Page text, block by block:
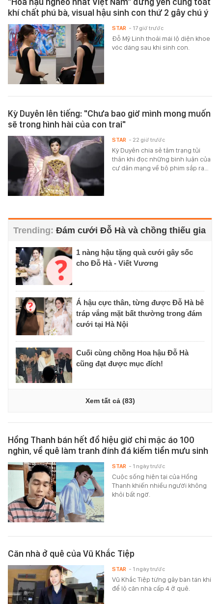
khí chất phú bà, visual hậu sinh con thứ 2 gây chú ý
Đỗ Mỹ Linh thoải mái lộ diện khoe
vóc dáng sau khi sinh con.
STAR - 17 giờ trước
Kỳ Duyên lên tiếng: "Chưa bao giờ mình mong muốn
sẽ trong hình hài của con trai"
Kỳ Duyên chia sẻ tâm trạng tủi
thân khi đọc những bình luận của
cư dân mạng về bộ phim sắp ra…
STAR - 22 giờ trước
Đám cưới Đỗ Hà và chồng thiếu gia
1 nàng hậu tặng quà cưới gây sốc
cho Đỗ Hà - Viết Vương
Á hậu cực thân, từng được Đỗ Hà bê
tráp vắng mặt bất thường trong đám
cưới tại Hà Nội
Cuối cùng chồng Hoa hậu Đỗ Hà
cũng đạt được mục đích!
Xem tất cả (83)
Hồng Thanh bán hết đồ hiệu giờ chỉ mặc áo 100
nghìn, về quê làm tranh đính đá kiếm tiền mưu sinh
Cuộc sống hiện tại của Hồng
Thanh khiến nhiều người không
khỏi bất ngờ.
STAR - 1 ngày trước
Căn nhà ở quê của Vũ Khắc Tiệp
Vũ Khắc Tiệp từng gây bàn tán khi
để lộ căn nhà cấp 4 ở quê.
STAR - 1 ngày trước